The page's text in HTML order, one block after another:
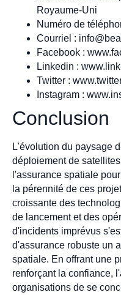
Royaume-Uni
Numéro de
Courriel :
Facebook :
Linkedin :
Twitter :
Instagram :
Conclusion
L'évolution du paysage
déploiement de
l'assurance spatiale
la pérennité de ces
croissante des
de lancement et des
d'incidents imprévus
d'assurance robuste un
spatiale. En offrant une
renforçant la confiance,
organisations de se